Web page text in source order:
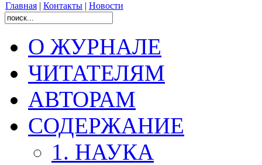
Главная | Контакты | Новости
О ЖУРНАЛЕ
ЧИТАТЕЛЯМ
АВТОРАМ
СОДЕРЖАНИЕ
1. НАУКА